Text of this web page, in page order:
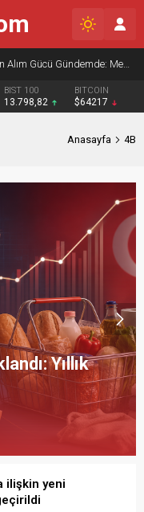
Memur ve Sözleşmeli Personelin Alım Gücü Gündemde: Memur-Sen’den Reform Çağrısı
BIST 100
13.798,82
BITCOIN
$64217
Anasayfa 4B
Yıllık
ilişkin yeni